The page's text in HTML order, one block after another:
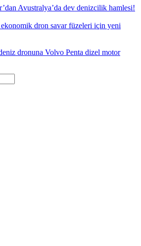
Avustralya’da dev denizcilik hamlesi!
dron savar füzeleri için yeni
dronuna Volvo Penta dizel motor